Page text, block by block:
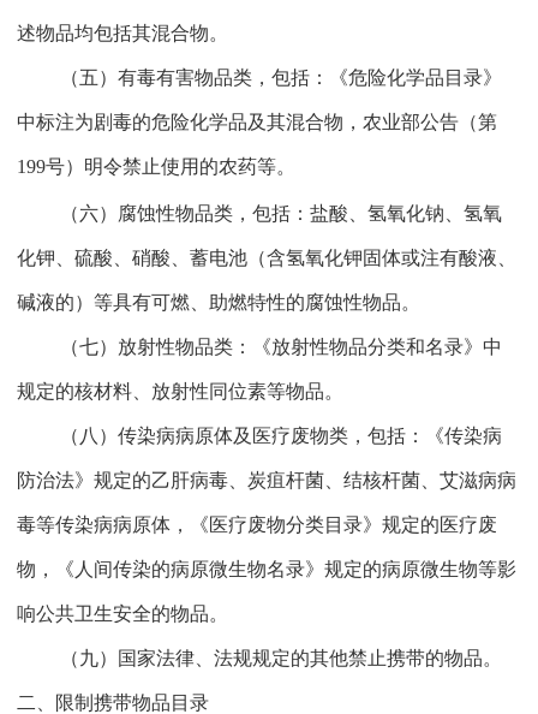
述物品均包括其混合物。
（五）有毒有害物品类，包括：《危险化学品目录》
中标注为剧毒的危险化学品及其混合物，农业部公告（第
199号）明令禁止使用的农药等。
（六）腐蚀性物品类，包括：盐酸、氢氧化钠、氢氧
化钾、硫酸、硝酸、蓄电池（含氢氧化钾固体或注有酸液、
碱液的）等具有可燃、助燃特性的腐蚀性物品。
（七）放射性物品类：《放射性物品分类和名录》中
规定的核材料、放射性同位素等物品。
（八）传染病病原体及医疗废物类，包括：《传染病
防治法》规定的乙肝病毒、炭疽杆菌、结核杆菌、艾滋病病
毒等传染病病原体，《医疗废物分类目录》规定的医疗废
物，《人间传染的病原微生物名录》规定的病原微生物等影
响公共卫生安全的物品。
（九）国家法律、法规规定的其他禁止携带的物品。
二、限制携带物品目录